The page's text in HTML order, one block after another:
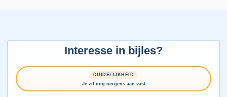
Interesse in bijles?
DUIDELIJKHEID
Je zit nog nergens aan vast